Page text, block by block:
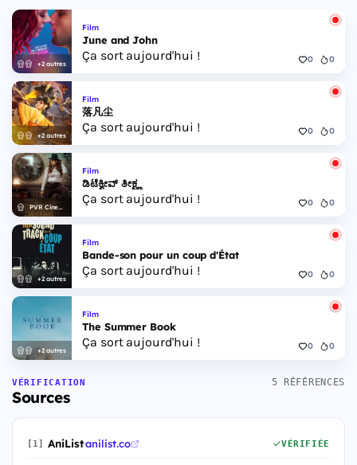
+2 autres
Film
June and John
Ça sort aujourd'hui ! 0 0
+2 autres
Film
落凡尘
Ça sort aujourd'hui ! 0 0
PVR Cinemas
Film
ಡಿಟೆಕ್ವೀವ್ ತೀಕ್ಷ್ಣ
Ça sort aujourd'hui ! 0 0
+2 autres
Film
Bande-son pour un coup d'État
Ça sort aujourd'hui ! 0 0
+2 autres
Film
The Summer Book
Ça sort aujourd'hui ! 0 0
VÉRIFICATION
Sources
5 RÉFÉRENCES
[1] AniList·anilist.co VÉRIFIÉE